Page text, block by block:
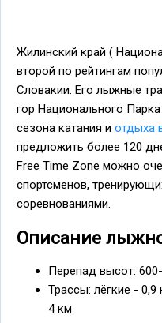
Жилинский край (
второй по рейтингам
Словакии. Его лыжные
гор Национального
сезона катания и отдыха
предложить более 120
Free Time Zone можно
спортсменов,
соревнованиями.
Описание
Перепад высот:
Трассы: лёгкие -
4 км